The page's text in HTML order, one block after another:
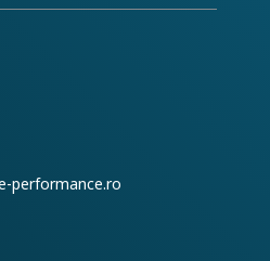
performance.ro